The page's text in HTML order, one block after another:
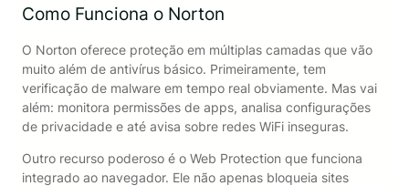
Como Funciona o Norton
O Norton oferece proteção em múltiplas camadas que vão
muito além de antivírus básico. Primeiramente, tem
verificação de malware em tempo real obviamente. Mas vai
além: monitora permissões de apps, analisa configurações
de privacidade e até avisa sobre redes WiFi inseguras.
Outro recurso poderoso é o Web Protection que funciona
integrado ao navegador. Ele não apenas bloqueia sites